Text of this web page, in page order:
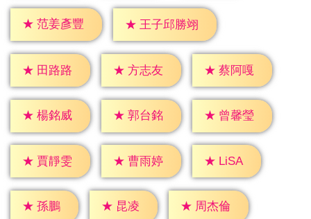
★ 范姜彥豐 ★ 王子邱勝翊
★ 田路路 ★ 方志友 ★ 蔡阿嘎
★ 楊銘威 ★ 郭台銘 ★ 曾馨瑩
★ 賈靜雯 ★ 曹雨婷 ★ LiSA
★ 孫鵬 ★ 昆凌 ★ 周杰倫